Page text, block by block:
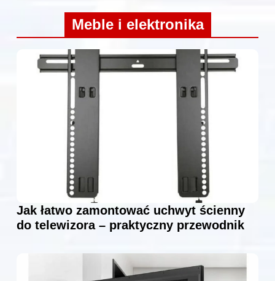
Meble i elektronika
Jak łatwo zamontować uchwyt ścienny
do telewizora – praktyczny przewodnik